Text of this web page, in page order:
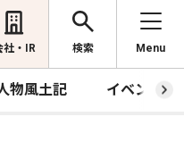
社・IR 検索 Menu
物風土記 イベント